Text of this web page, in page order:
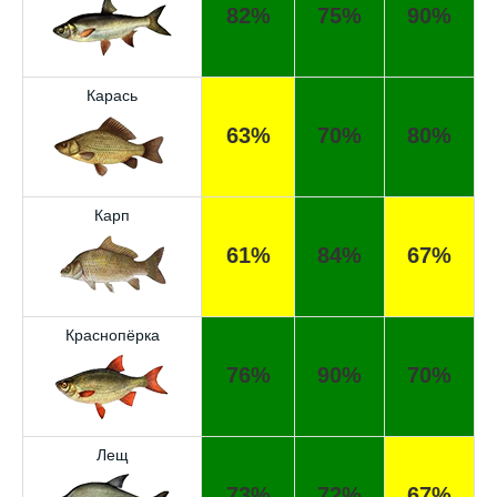
82% 75% 90%
Карась
63% 70% 80%
Карп
61% 84% 67%
Краснопёрка
76% 90% 70%
Лещ